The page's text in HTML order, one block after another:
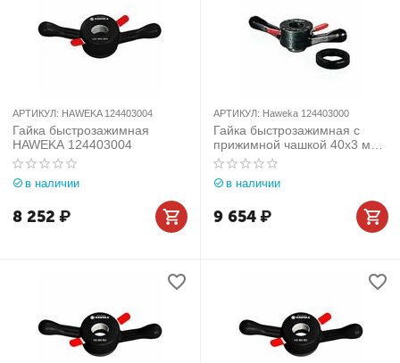
АРТИКУЛ: HAWEKA 124403004
Гайка быстрозажимная
HAWEKA 124403004
в наличии
8 252 ₽
АРТИКУЛ: Haweka 124403000
Гайка быстрозажимная с
прижимной чашкой 40х3 мм
Haweka 124403000
в наличии
9 654₽